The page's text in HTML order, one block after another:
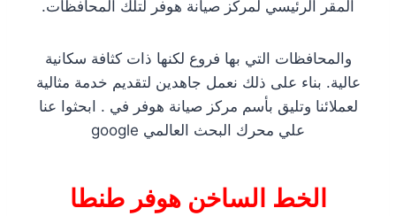
المقر الرئيسي لمركز صيانة هوفر لتلك المحافظات.
والمحافظات التي بها فروع لكنها ذات كثافة سكانية
عالية. بناء على ذلك نعمل جاهدين لتقديم خدمة مثالية
لعملائنا وتليق بأسم مركز صيانة هوفر في . ابحثوا عنا
علي محرك البحث العالمي google
الخط الساخن هوفر طنطا